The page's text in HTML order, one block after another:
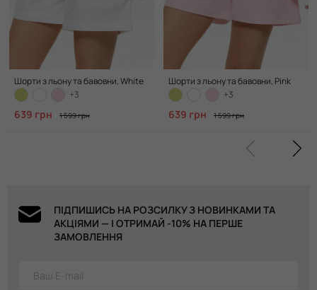
Шорти з льону та бавовни, White
+3
639 грн 1 599 грн
Шорти з льону та бавовни, Pink
+3
639 грн 1 599 грн
ПІДПИШИСЬ НА РОЗСИЛКУ З НОВИНКАМИ ТА
АКЦІЯМИ — І ОТРИМАЙ -10% НА ПЕРШЕ
ЗАМОВЛЕННЯ